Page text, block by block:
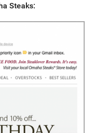
Steaks: